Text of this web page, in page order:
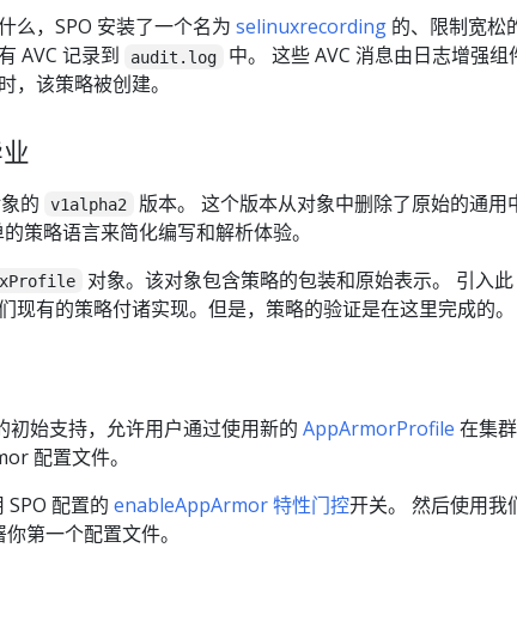
么，SPO 安装了一个名为 selinuxrecording 的、限制宽松
AVC 记录到
audit.log
中。 这些 AVC 消息由日志增强组
，该策略被创建。
的 v1alpha2
版本。 这个版本从对象中删除了原始的通用
策略语言来简化编写和解析体验。
对象。该对象包含策略的包装和原始表示。 引入此
现有的策略付诸实现。但是，策略的验证是在这里完成的。
始支持，允许用户通过使用新的 AppArmorProfile 在集群
配置文件。
配置的 enableAppArmor 特性门控开关。 然后使用我
第一个配置文件。